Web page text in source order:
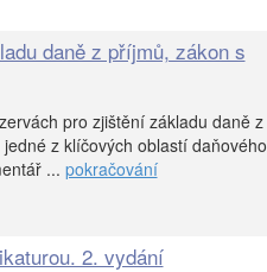
daně z příjmů, zákon s
pro zjištění základu daně z
z klíčových oblastí daňového
... pokračování
2. vydání